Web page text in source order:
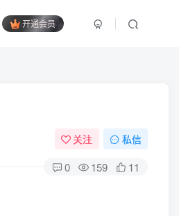
开通会员
关注 私信
0 159 11